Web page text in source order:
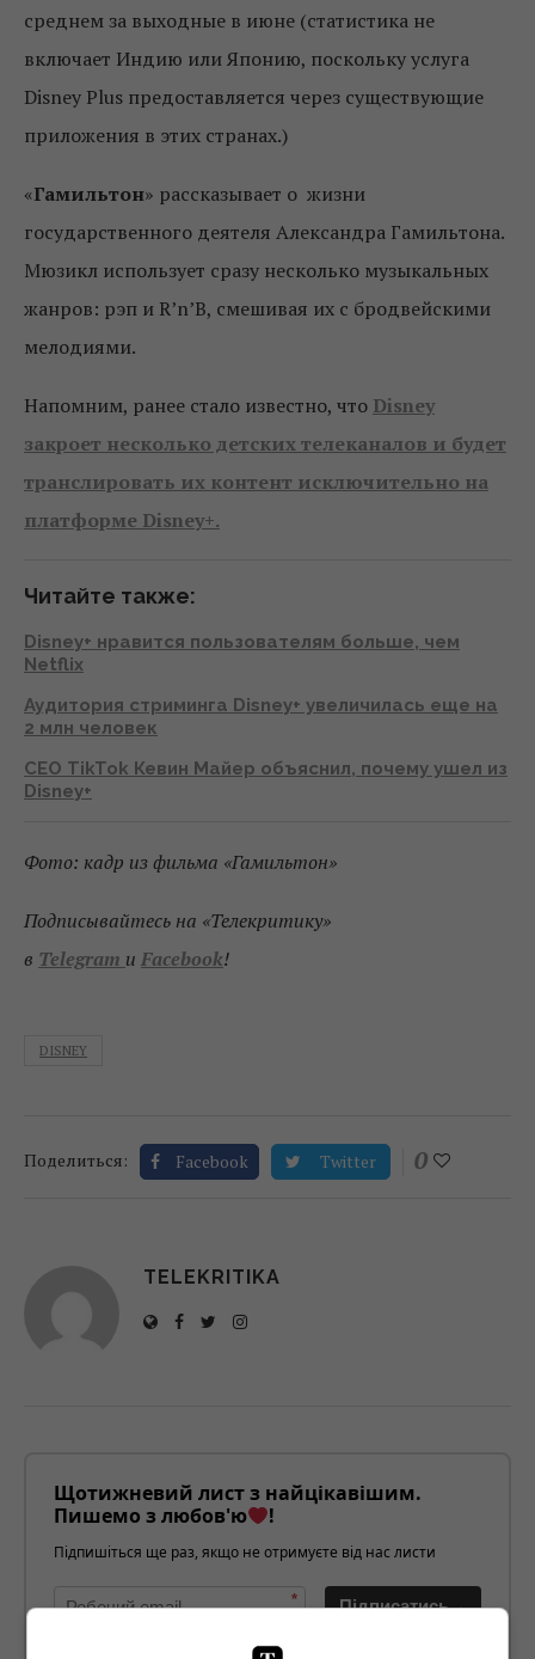
среднем за выходные в июне (статистика не
включает Индию или Японию, поскольку услуга
Disney Plus предоставляется через существующие
приложения в этих странах.)
«Гамильтон» рассказывает о жизни
государственного деятеля Александра Гамильтона.
Мюзикл использует сразу несколько музыкальных
жанров: рэп и R’n’B, смешивая их с бродвейскими
мелодиями.
Напомним, ранее cтало известно, что Disney
закроет несколько детских телеканалов и будет
транслировать их контент исключительно на
платформе Disney+.
Читайте также:
Disney+ нравится пользователям больше, чем
Netflix
Аудитория стриминга Disney+ увеличилась еще на
2 млн человек
CEO TikTok Кевин Майер объяснил, почему ушел из
Disney+
Фото: кадр из фильма «Гамильтон»
Подписывайтесь на «Телекритику»
в Telegram и Facebook!
DISNEY
Поделиться: Facebook Twitter 0
TELEKRITIKA
Щотижневий лист з найцікавішим.
Пишемо з любов'ю
!
Підпишіться ще раз, якщо не отримуєте від нас листи
* Підписатись→